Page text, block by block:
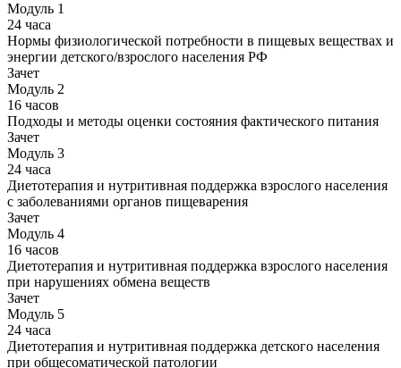
Модуль 1
24 часа
Нормы физиологической потребности в пищевых веществах и
энергии детского/взрослого населения РФ
Зачет
Модуль 2
16 часов
Подходы и методы оценки состояния фактического питания
Зачет
Модуль 3
24 часа
Диетотерапия и нутритивная поддержка взрослого населения
с заболеваниями органов пищеварения
Зачет
Модуль 4
16 часов
Диетотерапия и нутритивная поддержка взрослого населения
при нарушениях обмена веществ
Зачет
Модуль 5
24 часа
Диетотерапия и нутритивная поддержка детского населения
при общесоматической патологии